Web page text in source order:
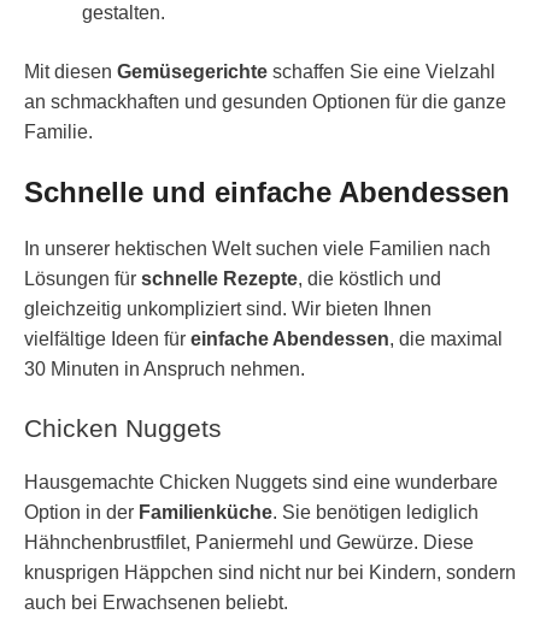
gestalten.
Mit diesen Gemüsegerichte schaffen Sie eine Vielzahl
an schmackhaften und gesunden Optionen für die ganze
Familie.
Schnelle und einfache Abendessen
In unserer hektischen Welt suchen viele Familien nach
Lösungen für schnelle Rezepte, die köstlich und
gleichzeitig unkompliziert sind. Wir bieten Ihnen
vielfältige Ideen für einfache Abendessen, die maximal
30 Minuten in Anspruch nehmen.
Chicken Nuggets
Hausgemachte Chicken Nuggets sind eine wunderbare
Option in der Familienküche. Sie benötigen lediglich
Hähnchenbrustfilet, Paniermehl und Gewürze. Diese
knusprigen Häppchen sind nicht nur bei Kindern, sondern
auch bei Erwachsenen beliebt.